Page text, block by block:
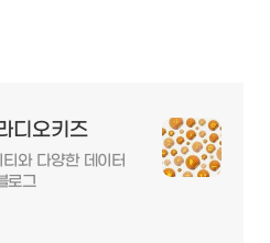
오키즈
와 다양한 데이터
로그